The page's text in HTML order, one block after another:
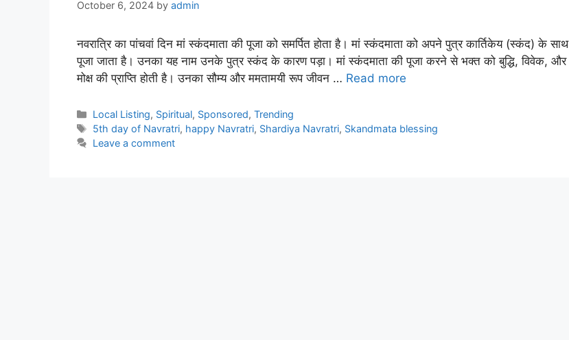
October 6, 2024 by admin
नवरात्रि का पांचवां दिन मां स्कंदमाता की पूजा को समर्पित होता है। मां स्कंदमाता को अपने पुत्र कार्तिकेय (स्कंद) के साथ
पूजा जाता है। उनका यह नाम उनके पुत्र स्कंद के कारण पड़ा। मां स्कंदमाता की पूजा करने से भक्त को बुद्धि, विवेक, और
मोक्ष की प्राप्ति होती है। उनका सौम्य और ममतामयी रूप जीवन … Read more
Categories
Local Listing, Spiritual, Sponsored,Trending
Tags
5th day of Navratri, happy Navratri, Shardiya Navratri, Skandmata blessing
Leave a comment